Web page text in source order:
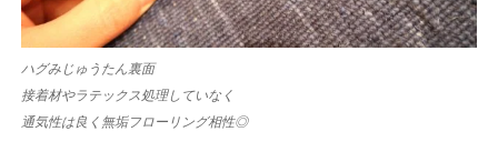
ハグみじゅうたん裏面
接着材やラテックス処理していなく
通気性は良く無垢フローリング相性◎